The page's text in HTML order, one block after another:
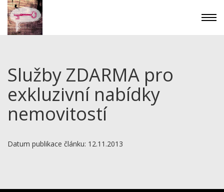
Služby ZDARMA pro
exkluzivní nabídky
nemovitostí
Datum publikace článku: 12.11.2013